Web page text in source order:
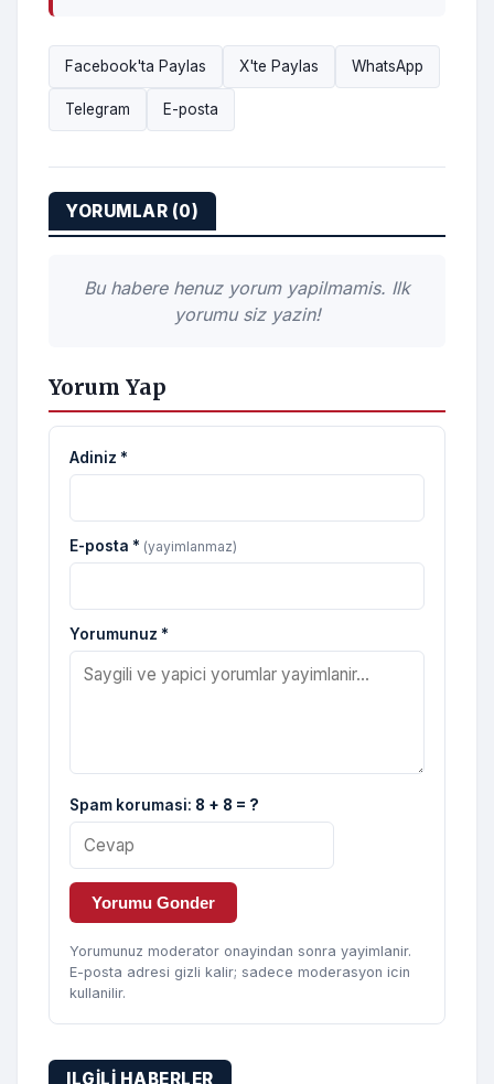
Facebook'ta Paylas X'te Paylas WhatsApp
Telegram E-posta
YORUMLAR (0)
Bu habere henuz yorum yapilmamis. Ilk
yorumu siz yazin!
Yorum Yap
Adiniz *
E-posta * (yayimlanmaz)
Yorumunuz *
Spam korumasi: 8 + 8 = ?
Yorumu Gonder
Yorumunuz moderator onayindan sonra yayimlanir.
E-posta adresi gizli kalir; sadece moderasyon icin
kullanilir.
ILGILI HABERLER